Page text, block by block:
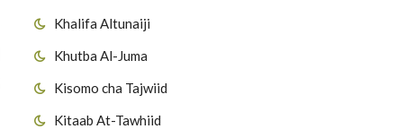
Khalifa Altunaiji
Khutba Al-Juma
Kisomo cha Tajwiid
Kitaab At-Tawhiid